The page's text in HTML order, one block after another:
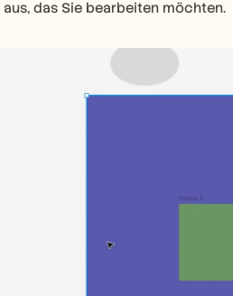
das Sie bearbeiten möchten.